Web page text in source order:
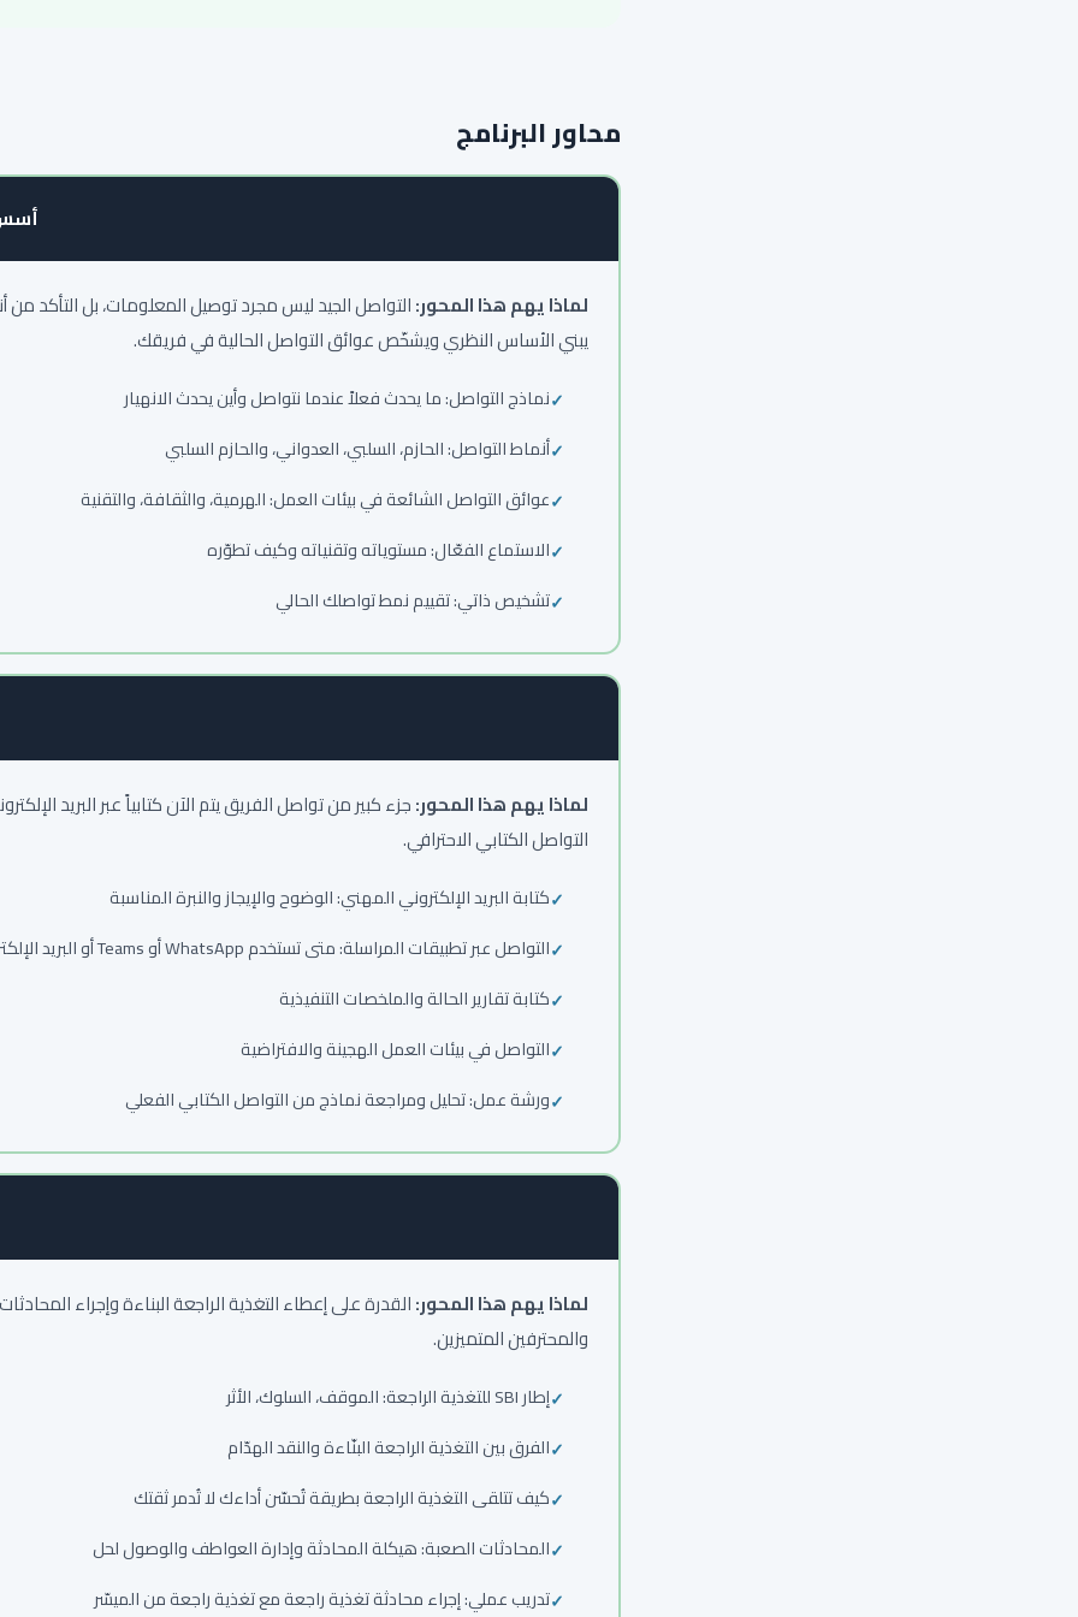
محاور البرنامج
لماذا يهم هذا المحور:التواصل الجيد ليس مجرد توصيل المعلومات، بل التأكد
يبني الأساس النظري ويشخّص عوائق التواصل الحالية في فريقك.
نماذج التواصل: ما يحدث فعلاً عندما نتواصل وأين يحدث الانهيار
أنماط التواصل: الحازم، السلبي، العدواني، والحازم السلبي
عوائق التواصل الشائعة في بيئات العمل: الهرمية، والثقافة، والتقنية
الاستماع الفعّال: مستوياته وتقنياته وكيف تطوّره
تشخيص ذاتي: تقييم نمط تواصلك الحالي
لماذا يهم هذا المحور:جزء كبير من تواصل الفريق يتم الآن كتابياً عبر البريد
التواصل الكتابي الاحترافي.
كتابة البريد الإلكتروني المهني: الوضوح والإيجاز والنبرة المناسبة
التواصل عبر تطبيقات المراسلة: متى تستخدم WhatsApp أو Teams أو البريد الإلكتروني
كتابة تقارير الحالة والملخصات التنفيذية
التواصل في بيئات العمل الهجينة والافتراضية
ورشة عمل: تحليل ومراجعة نماذج من التواصل الكتابي الفعلي
لماذا يهم هذا المحور:القدرة على إعطاء التغذية الراجعة البناءة وإجراء
والمحترفين المتميزين.
إطار SBI للتغذية الراجعة: الموقف، السلوك، الأثر
الفرق بين التغذية الراجعة البنّاءة والنقد الهدّام
كيف تتلقى التغذية الراجعة بطريقة تُحسّن أداءك لا تُدمر ثقتك
المحادثات الصعبة: هيكلة المحادثة وإدارة العواطف والوصول لحل
تدريب عملي: إجراء محادثة تغذية راجعة مع تغذية راجعة من الميسّر